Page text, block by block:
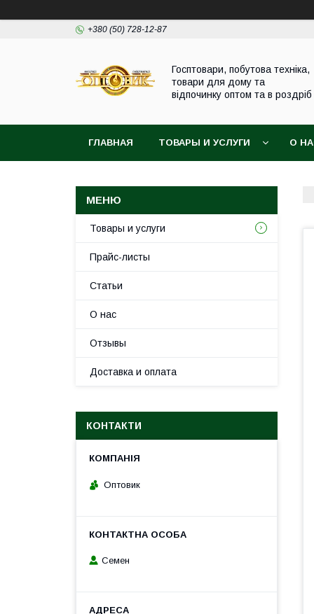
+380 (50) 728-12-87
Госптовари, побутова техніка,
товари для дому та
відпочинку оптом та в роздріб
ГЛАВНАЯ ТОВАРЫ И УСЛУГИ О
Товары и услуги
Прайс-листы
Статьи
О нас
Отзывы
Доставка и оплата
КОНТАКТИ
Оптовик
Семен